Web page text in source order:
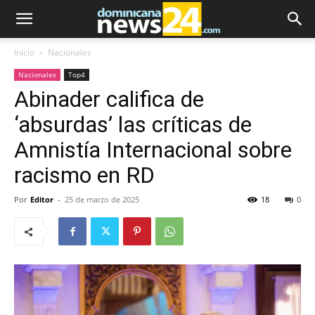
Inicio Nacionales
Nacionales Top4
Abinader califica de
‘absurdas’ las críticas de
Amnistía Internacional sobre
racismo en RD
Por Editor - 25 de marzo de 2025 0
18